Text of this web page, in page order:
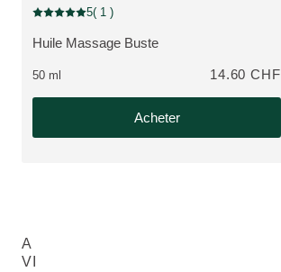
Nouveau Packaging
PLUS:
Huile Massage Buste
Note actuelle : 5 sur 5 étoiles Noté par 1 clients
5( 1 )
50 ml 14.60 CHF
Acheter
A
VI